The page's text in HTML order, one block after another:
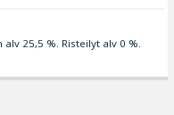
25,5 %. Risteilyt alv 0 %.